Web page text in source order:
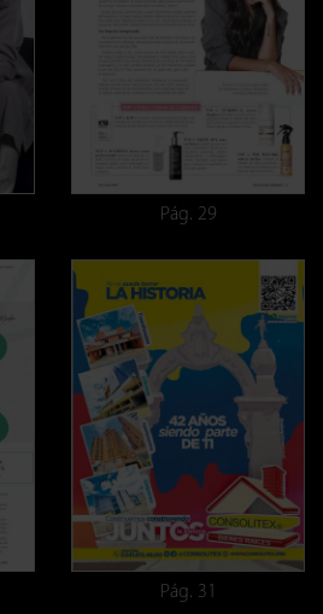
Pág. 29
Pág. 31